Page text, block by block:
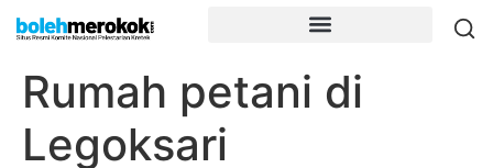
Rumah petani di
Legoksari